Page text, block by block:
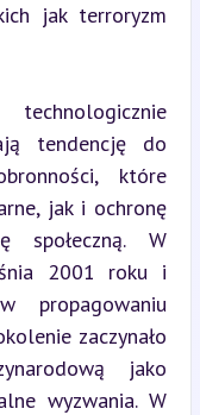
jak terroryzm
tendencję do
które
jak i ochronę
społeczną. W
2001 roku i
propagowaniu
zaczynało
jako
wyzwania. W